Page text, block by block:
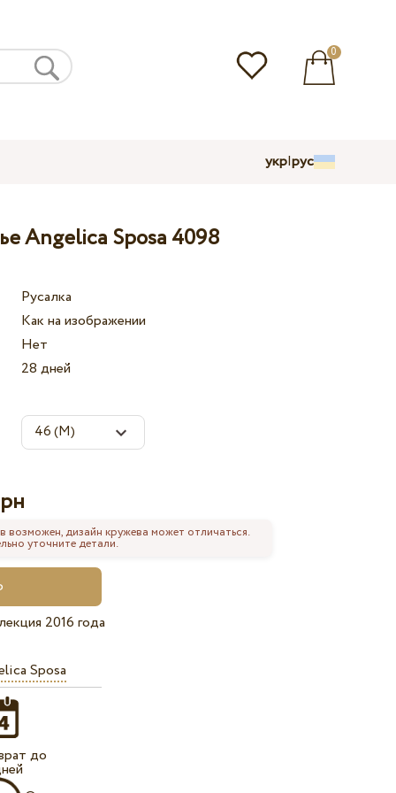
0
укр|рус
Angelica Sposa 4098
Русалка
Как на изображении
Нет
28 дней
дизайн кружева может отличаться.
уточните детали.
2016 года
Sposa
до